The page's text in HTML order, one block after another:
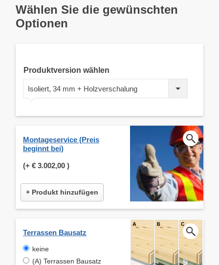
Wählen Sie die gewünschten
Optionen
Produktversion wählen
Isoliert, 34 mm + Holzverschalung
Montageservice (Preis
beginnt bei)
(+ € 3.002,00 )
+ Produkt hinzufügen
Terrassen Bausatz
keine
(A) Terrassen Bausatz